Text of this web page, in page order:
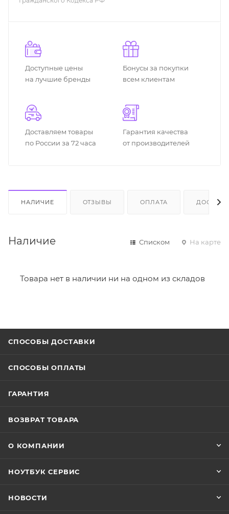
Доступные цены
на лучшие бренды
Бонусы за покупки
всем клиентам
Доставляем товары
по России за 72 часа
Гарантия качества
от производителей
НАЛИЧИЕ ОТЗЫВЫ ОПЛАТА
Наличие Списком На карте
Товара нет в наличии ни на одном из складов
СПОСОБЫ ДОСТАВКИ
СПОСОБЫ ОПЛАТЫ
ГАРАНТИЯ
ВОЗВРАТ ТОВАРА
О КОМПАНИИ
НОУТБУК СЕРВИС
НОВОСТИ